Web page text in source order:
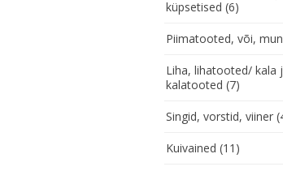
küpsetised (6)
Piimatooted, või,
Liha, lihatooted/ kala
kalatooted (7)
Singid, vorstid, viiner
Kuivained (11)